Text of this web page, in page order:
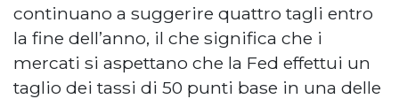
continuano a suggerire quattro tagli entro
la fine dell’anno, il che significa che i
mercati si aspettano che la Fed effettui un
taglio dei tassi di 50 punti base in una delle